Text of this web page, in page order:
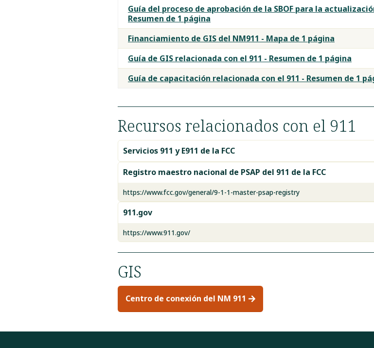
Documentos
orientación
del
NM
911
Guía del proceso de aprobación de la SBOF para la
Resumen de 1 página
Financiamiento de GIS del NM911 - Mapa de 1 página
Guía de GIS relacionada con el 911 - Resumen de 1 página
Guía de capacitación relacionada con el 911 - Resumen de 1
Recursos relacionados con el 911
Servicios 911 y E911 de la FCC
Registro maestro nacional de PSAP del 911 de la FCC
https://www.fcc.gov/general/9-1-1-master-psap-registry
911.gov
https://www.911.gov/
GIS
Centro de conexión del NM 911